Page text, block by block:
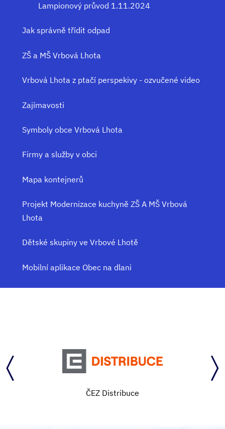
Lampionový průvod 1.11.2024
Jak správně třídit odpad
ZŠ a MŠ Vrbová Lhota
Vrbová Lhota z ptačí perspekivy - ozvučené video
Zajímavosti
Symboly obce Vrbová Lhota
Firmy a služby v obci
Mapa kontejnerů
Projekt Modernizace kuchyně ZŠ A MŠ Vrbová
Lhota
Dětské skupiny ve Vrbové Lhotě
Mobilní aplikace Obec na dlani
ČEZ Distribuce